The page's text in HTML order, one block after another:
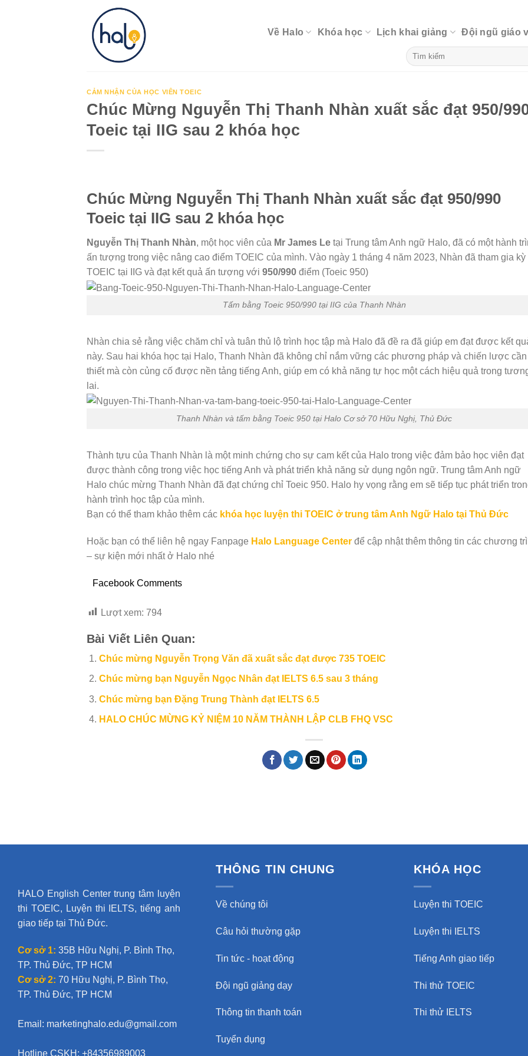
Về Halo Khóa học Lịch khai giảng Đội ngũ giáo
CẢM NHẬN CỦA HỌC VIÊN TOEIC
Chúc Mừng Nguyễn Thị Thanh Nhàn xuất sắc đạt 950/
Toeic tại IIG sau 2 khóa học
Chúc Mừng Nguyễn Thị Thanh Nhàn xuất sắc đạt 950/990
Toeic tại IIG sau 2 khóa học
Nguyễn Thị Thanh Nhàn, một học viên của Mr James Le tại Trung tâm Anh ngữ Halo, đã có một hành
ấn tượng trong việc nâng cao điểm TOEIC của mình. Vào ngày 1 tháng 4 năm 2023, Nhàn đã tham gia kỳ
TOEIC tại IIG và đạt kết quả ấn tượng với 950/990 điểm (Toeic 950)
Tấm bằng Toeic 950/990 tại IIG của Thanh Nhàn
Nhàn chia sẻ rằng việc chăm chỉ và tuân thủ lộ trình học tập mà Halo đã đề ra đã giúp em đạt được kết
này. Sau hai khóa học tại Halo, Thanh Nhàn đã không chỉ nắm vững các phương pháp và chiến lược cần
thiết mà còn củng cố được nền tảng tiếng Anh, giúp em có khả năng tự học một cách hiệu quả trong
lai.
Thanh Nhàn và tấm bằng Toeic 950 tại Halo Cơ sở 70 Hữu Nghị, Thủ Đức
Thành tựu của Thanh Nhàn là một minh chứng cho sự cam kết của Halo trong việc đảm bảo học viên đạt
được thành công trong việc học tiếng Anh và phát triển khả năng sử dụng ngôn ngữ. Trung tâm Anh ngữ
Halo chúc mừng Thanh Nhàn đã đạt chứng chỉ Toeic 950. Halo hy vọng rằng em sẽ tiếp tục phát triển
hành trình học tập của mình.
Bạn có thể tham khảo thêm các khóa học luyện thi TOEIC ở trung tâm Anh Ngữ Halo tại Thủ Đức
Hoặc bạn có thể liên hệ ngay Fanpage Halo Language Center để cập nhật thêm thông tin các chương
– sự kiện mới nhất ở Halo nhé
Facebook Comments
Lượt xem: 794
Bài Viết Liên Quan:
Chúc mừng Nguyễn Trọng Văn đã xuất sắc đạt được 735 TOEIC
Chúc mừng bạn Nguyễn Ngọc Nhân đạt IELTS 6.5 sau 3 tháng
Chúc mừng bạn Đặng Trung Thành đạt IELTS 6.5
HALO CHÚC MỪNG KỶ NIỆM 10 NĂM THÀNH LẬP CLB FHQ VSC
HALO English Center trung tâm luyện
thi TOEIC, Luyện thi IELTS, tiếng anh
giao tiếp tại Thủ Đức.
Cơ sở 1: 35B Hữu Nghị, P. Bình Thọ,
TP. Thủ Đức, TP HCM
Cơ sở 2: 70 Hữu Nghị, P. Bình Thọ,
TP. Thủ Đức, TP HCM
Email: marketinghalo.edu@gmail.com
Hotline CSKH: +84356989003
THÔNG TIN CHUNG
Về chúng tôi
Câu hỏi thường gặp
Tin tức - hoạt động
Đội ngũ giảng dạy
Thông tin thanh toán
Tuyển dụng
KHÓA HỌC
Luyện thi TOEIC
Luyện thi IELTS
Tiếng Anh giao tiếp
Thi thử TOEIC
Thi thử IELTS